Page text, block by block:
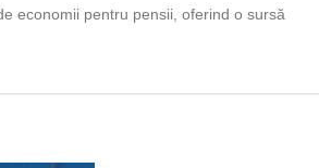
economii pentru pensii, oferind o sursă